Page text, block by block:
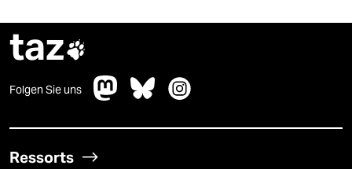
taz
Folgen Sie uns
Ressorts